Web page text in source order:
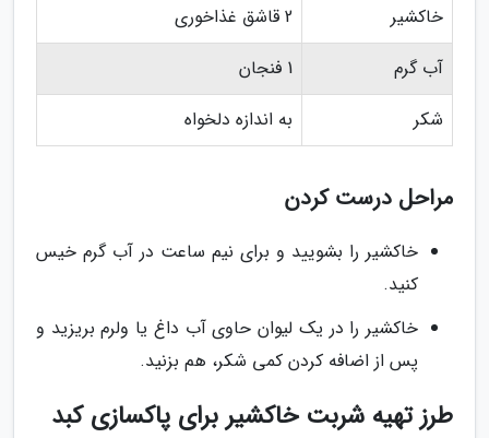
خاکشیر
2 قاشق غذاخوری
آب گرم
1 فنجان
شکر
به اندازه دلخواه
مراحل درست کردن
خاکشیر را بشویید و برای نیم ساعت در آب گرم خیس
کنید.
خاکشیر را در یک لیوان حاوی آب داغ یا ولرم بریزید و
پس از اضافه کردن کمی شکر، هم بزنید.
طرز تهیه شربت خاکشیر برای پاکسازی کبد